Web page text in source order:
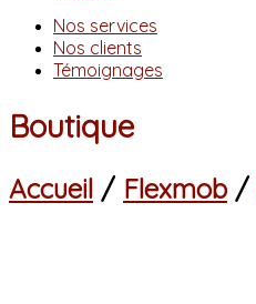
Nos services
Nos clients
Témoignages
Boutique
Accueil / Flexmob /